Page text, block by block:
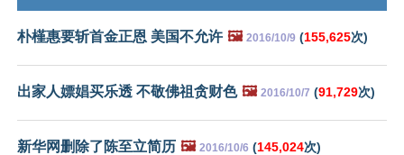
朴槿惠要斩首金正恩 美国不允许 🖼️ 2016/10/9 (155,625次)
出家人嫖娼买乐透 不敬佛祖贪财色 🖼️ 2016/10/7 (91,729次)
新华网删除了陈至立简历 🖼️ 2016/10/6 (145,024次)